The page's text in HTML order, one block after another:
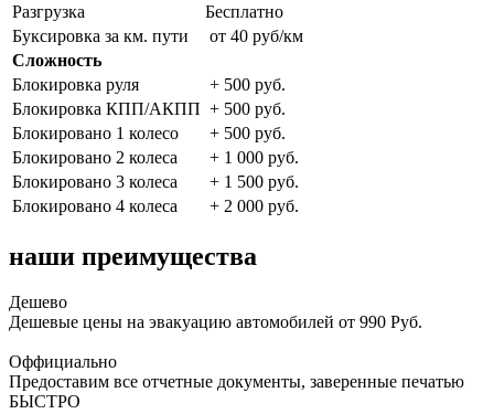
Разгрузка
Бесплатно
Буксировка за км. пути
от 40 руб/км
Сложность
Блокировка руля
+ 500 руб.
Блокировка КПП/АКПП + 500 руб.
Блокировано 1 колесо
+ 500 руб.
Блокировано 2 колеса
+ 1 000 руб.
Блокировано 3 колеса
+ 1 500 руб.
Блокировано 4 колеса
+ 2 000 руб.
наши преимущества
Дешево
Дешевые цены на эвакуацию автомобилей от 990 Руб.
Оффициально
Предоставим все отчетные документы, заверенные печатью
БЫСТРО